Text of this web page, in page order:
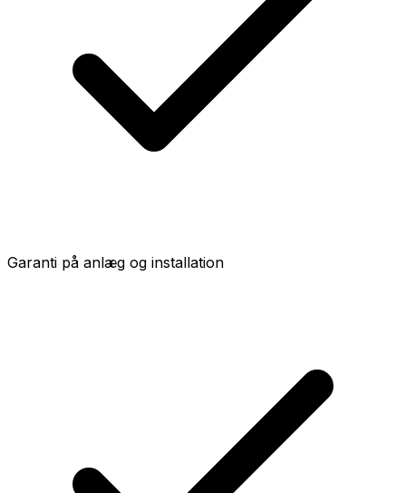
Garanti på anlæg og installation